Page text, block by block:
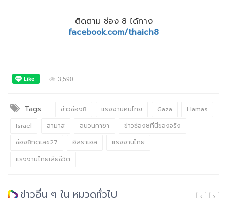
ติดตาม ช่อง 8 ได้ทาง
facebook.com/thaich8
3,590
Tags: ข่าวช่อง8 แรงงานคนไทย Gaza
Hamas
Israel
ฮามาส ฉนวนกาซา
ข่าวช่อง8ที่นี่ของจริง
ช่อง8กดเลข27
อิสราเอล
แรงงานไทย
แรงงานไทยเสียชีวิต
ข่าวอื่น ๆ ใน หมวดทั่วไป